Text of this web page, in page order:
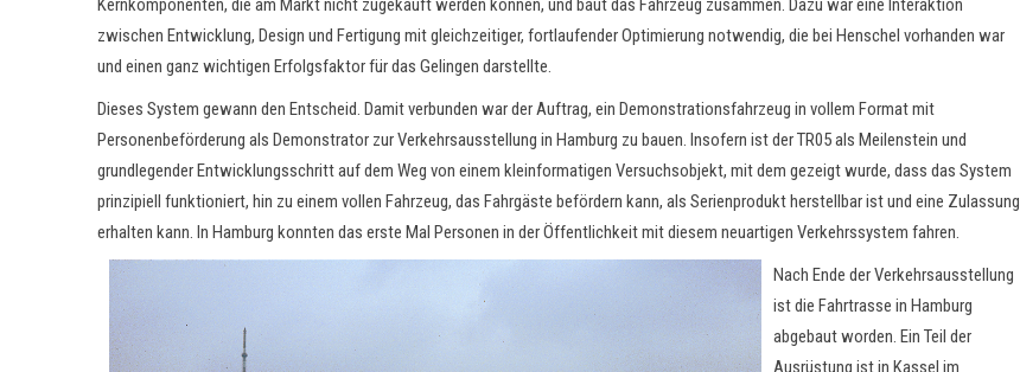
Kernkomponenten, die am Markt nicht zugekauft werden können, und baut das Fahrzeug zusammen. Dazu war eine Interaktion
zwischen Entwicklung, Design und Fertigung mit gleichzeitiger, fortlaufender Optimierung notwendig, die bei Henschel vorhanden war
und einen ganz wichtigen Erfolgsfaktor für das Gelingen darstellte.
Dieses System gewann den Entscheid. Damit verbunden war der Auftrag, ein Demonstrationsfahrzeug in vollem Format mit
Personenbeförderung als Demonstrator zur Verkehrsausstellung in Hamburg zu bauen. Insofern ist der TR05 als Meilenstein und
grundlegender Entwicklungsschritt auf dem Weg von einem kleinformatigen Versuchsobjekt, mit dem gezeigt wurde, dass das System
prinzipiell funktioniert, hin zu einem vollen Fahrzeug, das Fahrgäste befördern kann, als Serienprodukt herstellbar ist und eine Zulassung
erhalten kann. In Hamburg konnten das erste Mal Personen in der Öffentlichkeit mit diesem neuartigen Verkehrssystem fahren.
Nach Ende der Verkehrsausstellung
ist die Fahrtrasse in Hamburg
abgebaut worden. Ein Teil der
Ausrüstung ist in Kassel im